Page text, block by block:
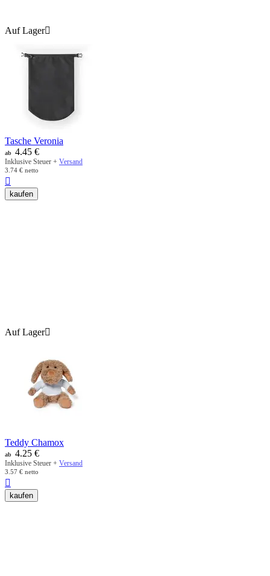
Auf Lager
Tasche Veronia
ab 4.45 €
Inklusive Steuer + Versand
3.74 € netto

kaufen
Auf Lager
Teddy Chamox
ab 4.25 €
Inklusive Steuer + Versand
3.57 € netto

kaufen